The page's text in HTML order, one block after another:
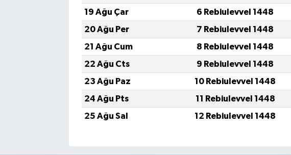
19 Ağu Çar
6 Rebiulevvel 1448
20 Ağu Per
7 Rebiulevvel 1448
21 Ağu Cum
8 Rebiulevvel 1448
22 Ağu Cts
9 Rebiulevvel 1448
23 Ağu Paz
10 Rebiulevvel 1448
24 Ağu Pts
11 Rebiulevvel 1448
25 Ağu Sal
12 Rebiulevvel 1448